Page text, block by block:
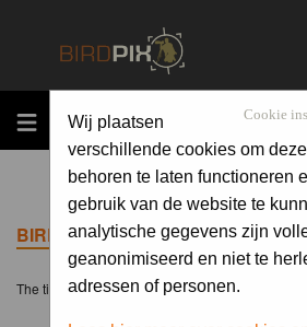
MENU Cookie
Wij plaatsen
verschillende cookies om
behoren te laten functioneren
gebruik van de website te
analytische gegevens zijn
geanonimiseerd en niet te
adressen of personen.
BIRDPIX.NL FORUM INDEX
The time now is Fri 07 Aug 2026, 23:05